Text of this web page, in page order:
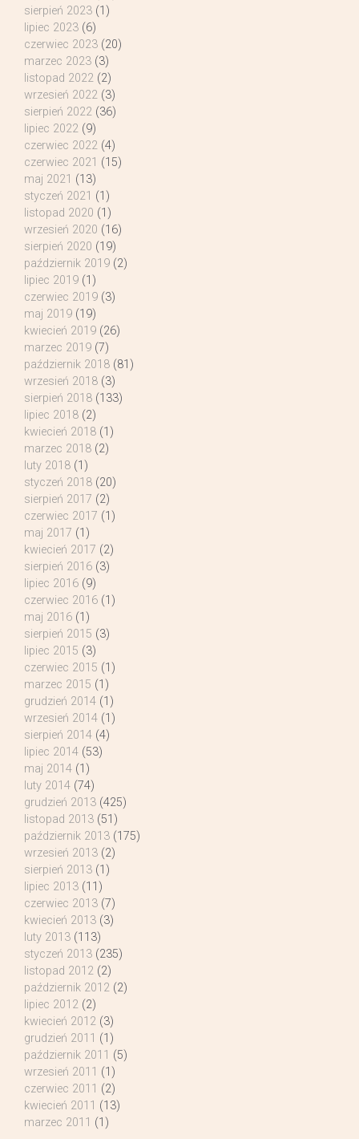
sierpień 2023 (1)
lipiec 2023 (6)
czerwiec 2023 (20)
marzec 2023 (3)
listopad 2022 (2)
wrzesień 2022 (3)
sierpień 2022 (36)
lipiec 2022 (9)
czerwiec 2022 (4)
czerwiec 2021 (15)
maj 2021 (13)
styczeń 2021 (1)
listopad 2020 (1)
wrzesień 2020 (16)
sierpień 2020 (19)
październik 2019 (2)
lipiec 2019 (1)
czerwiec 2019 (3)
maj 2019 (19)
kwiecień 2019 (26)
marzec 2019 (7)
październik 2018 (81)
wrzesień 2018 (3)
sierpień 2018 (133)
lipiec 2018 (2)
kwiecień 2018 (1)
marzec 2018 (2)
luty 2018 (1)
styczeń 2018 (20)
sierpień 2017 (2)
czerwiec 2017 (1)
maj 2017 (1)
kwiecień 2017 (2)
sierpień 2016 (3)
lipiec 2016 (9)
czerwiec 2016 (1)
maj 2016 (1)
sierpień 2015 (3)
lipiec 2015 (3)
czerwiec 2015 (1)
marzec 2015 (1)
grudzień 2014 (1)
wrzesień 2014 (1)
sierpień 2014 (4)
lipiec 2014 (53)
maj 2014 (1)
luty 2014 (74)
grudzień 2013 (425)
listopad 2013 (51)
październik 2013 (175)
wrzesień 2013 (2)
sierpień 2013 (1)
lipiec 2013 (11)
czerwiec 2013 (7)
kwiecień 2013 (3)
luty 2013 (113)
styczeń 2013 (235)
listopad 2012 (2)
październik 2012 (2)
lipiec 2012 (2)
kwiecień 2012 (3)
grudzień 2011 (1)
październik 2011 (5)
wrzesień 2011 (1)
czerwiec 2011 (2)
kwiecień 2011 (13)
marzec 2011 (1)